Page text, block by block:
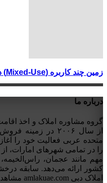
زمین چند کاربره (Mixed-Use) در الجداف دبی (Jaddaf)
درباره ما
از سال ۲۰۰۶ در
متحده عربی فعالیت خود را
را در تمامی شهرهای امارات،
مهم مانند عجمان،
کشور ارائه می‌دهد. سابقه
املاک دبی amlakuae.com مشاهده نمایید.